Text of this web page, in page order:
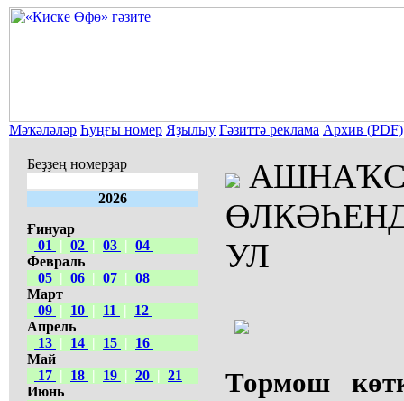
Мәҡәләләр Һуңғы номер Яҙылыу Гәзиттә реклама Архив (PDF)
Беҙҙең номерҙар
2026
Ғинуар
01
| 02 | 03 | 04
Февраль
05 | 06 | 07 | 08
Март
09 | 10 | 11 |
12
Апрель
13 | 14 | 15 |
16
Май
17 | 18 | 19 | 20 | 21
Июнь
УЛ
Тормош